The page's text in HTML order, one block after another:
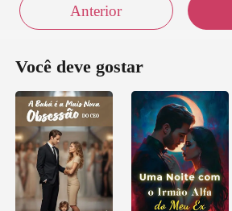
Anterior
Você deve gostar